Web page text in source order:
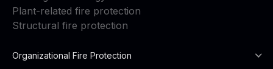
Plant-related fire protection
Structural fire protection
Organizational Fire Protection